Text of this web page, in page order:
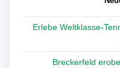
Erlebe Weltklasse-
Breckerfeld